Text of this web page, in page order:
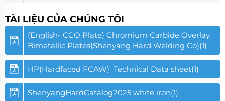
TÀI LIỆU CỦA CHÚNG TÔI
(English- CCO Plate) Chromium Carbide Overlay
Bimetallic Plates(Shenyang Hard Welding Co)(1)
HP(Hardfaced FCAW)_Technical Data sheet(1)
ShenyangHardCatalog2025 white iron(1)